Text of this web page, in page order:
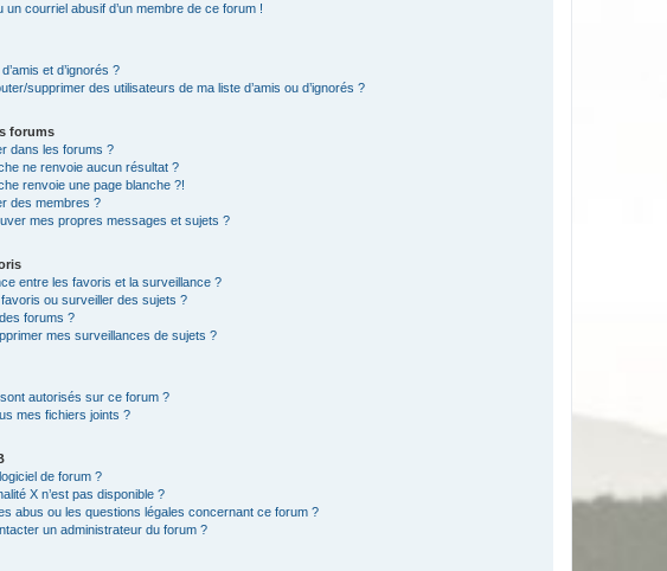
un courriel abusif d’un membre de ce forum !
et d’ignorés ?
supprimer des utilisateurs de ma liste d’amis ou d’ignorés ?
forums
dans les forums ?
ne renvoie aucun résultat ?
renvoie une page blanche ?!
des membres ?
mes propres messages et sujets ?
entre les favoris et la surveillance ?
ou surveiller des sujets ?
forums ?
mes surveillances de sujets ?
autorisés sur ce forum ?
mes fichiers joints ?
de forum ?
X n’est pas disponible ?
abus ou les questions légales concernant ce forum ?
un administrateur du forum ?